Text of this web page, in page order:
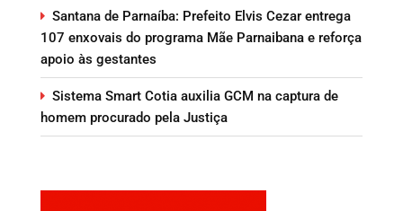
Santana de Parnaíba: Prefeito Elvis Cezar entrega
107 enxovais do programa Mãe Parnaibana e reforça
apoio às gestantes
Sistema Smart Cotia auxilia GCM na captura de
homem procurado pela Justiça